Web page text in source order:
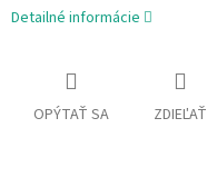
Detailné informácie
OPÝTAŤ SA ZDIEĽAŤ